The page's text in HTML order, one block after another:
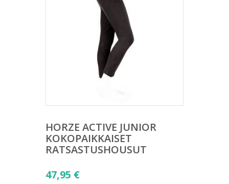
HORZE ACTIVE JUNIOR
KOKOPAIKKAISET
RATSASTUSHOUSUT
47,95 €